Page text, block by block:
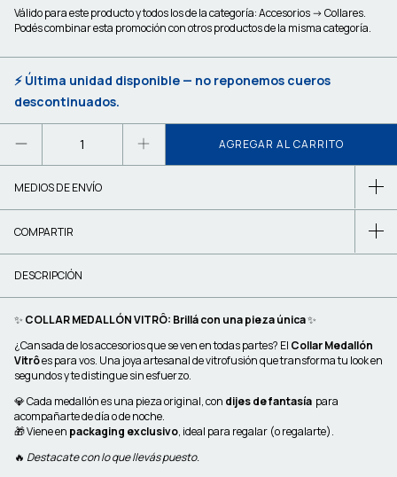
Válido para este producto y todos los de la categoría: Accesorios -> Collares.
Podés combinar esta promoción con otros productos de la misma categoría.
⚡ Última unidad disponible — no reponemos cueros
descontinuados.
MEDIOS DE ENVÍO
COMPARTIR
DESCRIPCIÓN
✨ COLLAR MEDALLÓN VITRÔ: Brillá con una pieza única✨
¿Cansada de los accesorios que se ven en todas partes? El Collar Medallón
Vitrôes para vos. Una joya artesanal de vitrofusión que transforma tu look en
segundos y te distingue sin esfuerzo.
💎 Cada medallón es una pieza original, con dijes de fantasía para
acompañarte de día o de noche.
🎁 Viene en packaging exclusivo, ideal para regalar (o regalarte).
🔥 Destacate con lo que llevás puesto.